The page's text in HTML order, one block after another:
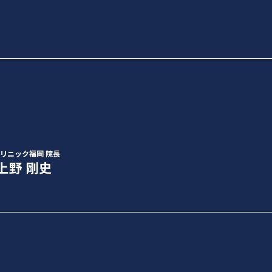
ニック福岡 院長
野 剛史